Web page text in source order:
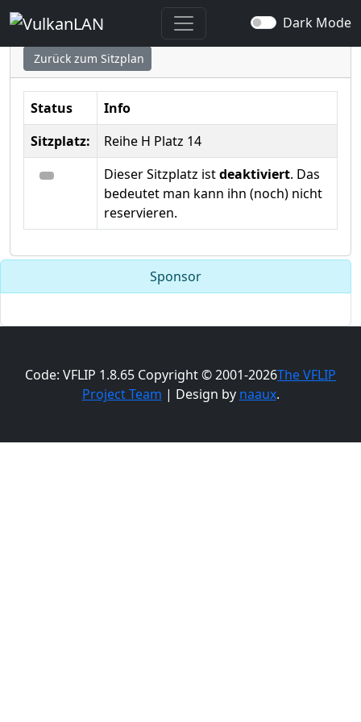
Dark Mode
Sitzplatz ausgewählt
Zurück zum Sitzplan
Status
Info
Sitzplatz:
Reihe H Platz 14
Dieser Sitzplatz istdeaktiviert. Das
bedeutet man kann ihn (noch) nicht
reservieren.
Sponsor
Code: VFLIP 1.8.65 Copyright © 2001-2026The VFLIP
Project Team | Design by naaux.